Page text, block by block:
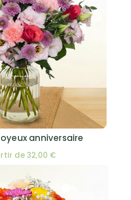
anniversaire
de 32,00 €